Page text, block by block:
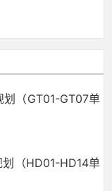
（GT01-GT07单
（HD01-HD14单